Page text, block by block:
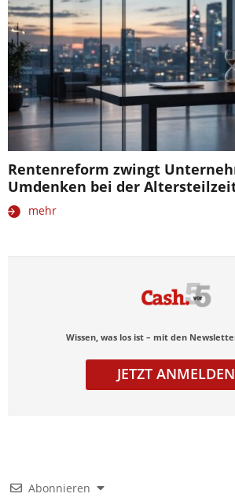
Rentenreform zwingt
Umdenken bei der
mehr
Wissen, was los ist – mit den
JETZT ANMELDEN
Abonnieren